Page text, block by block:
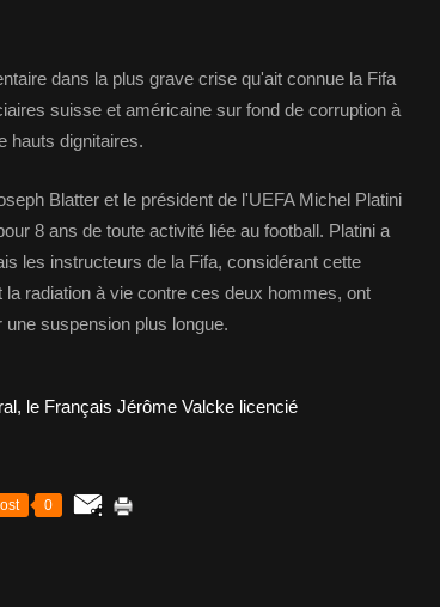
dans la plus grave crise qu'ait connue la Fifa
suisse et américaine sur fond de corruption à
hauts dignitaires.
Blatter et le président de l'UEFA Michel Platini
8 ans de toute activité liée au football. Platini a
les instructeurs de la Fifa, considérant cette
radiation à vie contre ces deux hommes, ont
suspension plus longue.
0